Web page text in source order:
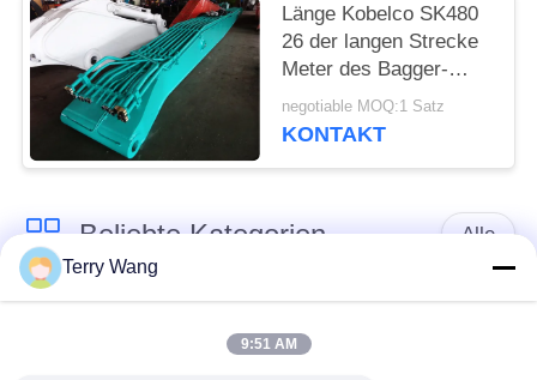
Länge Kobelco SK480
26 der langen Strecke
Meter des Bagger-
Boom For Sale
negotiable MOQ:1 Satz
KONTAKT
Beliebte Kategorien Alle
langen Strecke
Terry Wang
9:51 AM